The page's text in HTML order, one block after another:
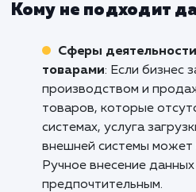
характеристиках
Онлайн-магазины
которые получают
внешних источников,
товаров является
процесса